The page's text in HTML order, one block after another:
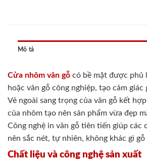
Mô tả
Cửa nhôm vân gỗ có bề mặt được phủ
hoặc vân gỗ công nghiệp, tạo cảm
Vẻ ngoài sang trọng của vân gỗ kết
của nhôm tạo nên sản phẩm vừa đẹp
Công nghệ in vân gỗ tiên tiến giúp các
nên sắc nét, tự nhiên, không khác gì
Chất liệu và công nghệ sản xuất